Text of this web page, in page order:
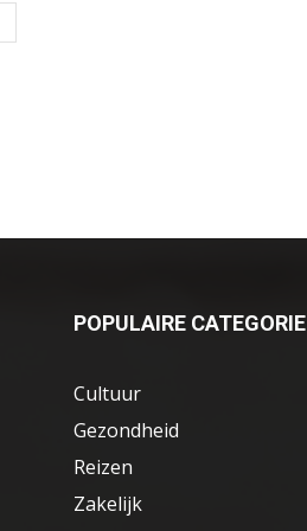
POPULAIRE CATEGORIE
Cultuur
Gezondheid
Reizen
Zakelijk